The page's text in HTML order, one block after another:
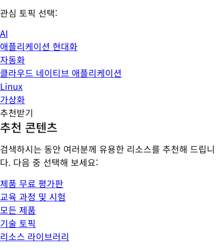
관심 토픽 선택:
AI
애플리케이션 현대화
자동화
클라우드 네이티브 애플리케이션
Linux
가상화
추천받기
추천 콘텐츠
검색하시는 동안 여러분께 유용한 리소스를 추천해 드립니
다. 다음 중 선택해 보세요:
제품 무료 평가판
교육 과정 및 시험
모든 제품
기술 토픽
리소스 라이브러리